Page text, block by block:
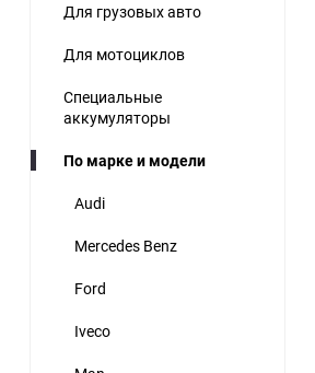
Для грузовых авто
Для мотоциклов
Специальные
аккумуляторы
По марке и модели
Audi
Mercedes Benz
Ford
Iveco